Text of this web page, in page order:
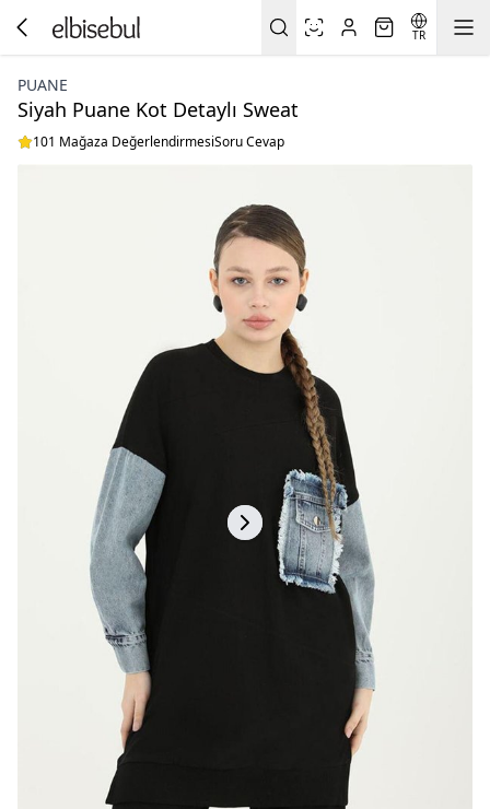
TR
PUANE
Siyah Puane Kot Detaylı Sweat
101 Mağaza DeğerlendirmesiSoru Cevap